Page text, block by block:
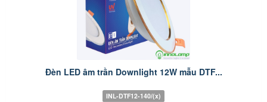
Đèn LED âm trần Downlight 12W mẫu DTF...
INL-DTF12-140/(x)